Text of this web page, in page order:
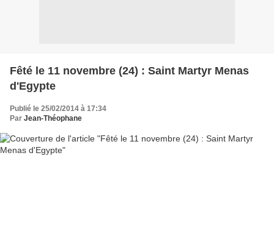
Fêté le 11 novembre (24) : Saint Martyr Menas
d'Egypte
Publié le 25/02/2014 à 17:34
Par Jean-Théophane